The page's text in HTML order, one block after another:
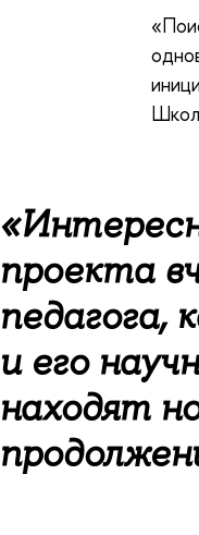
проекта
педагога,
и его
находят